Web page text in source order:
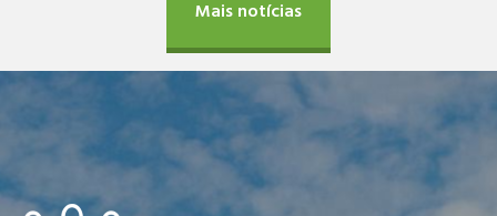
Mais notícias